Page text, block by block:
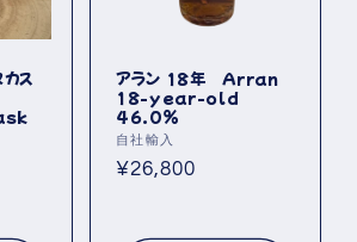
ス
アラン 18年 Arran
18-year-old
46.0％
販
売
自社輸入
通
¥26,800